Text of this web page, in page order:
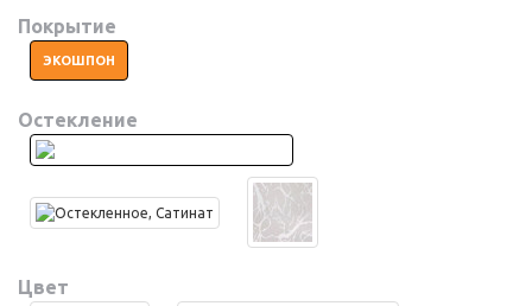
Покрытие
ЭКОШПОН
Остекление
Цвет